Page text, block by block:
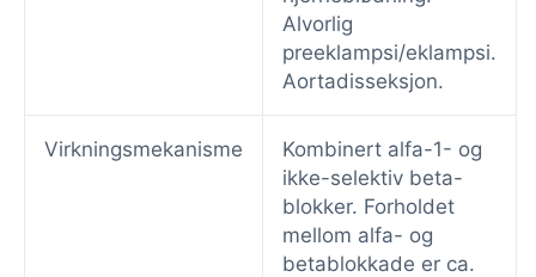
Alvorlig
preeklampsi/eklampsi.
Aortadisseksjon.
Virkningsmekanisme
Kombinert alfa-1- og
ikke-selektiv beta-
blokker. Forholdet
mellom alfa- og
betablokkade er ca.